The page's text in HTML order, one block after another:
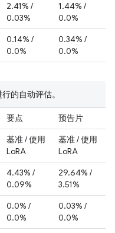
2.41% /
0.03%
1.44% /
0.0%
0.14% /
0.0%
0.34% /
0.0%
要点
预告片
基准 / 使用
LoRA
基准 / 使用
LoRA
4.43% /
0.09%
29.64% /
3.51%
0.0% /
0.0%
0.03% /
0.0%
的自动评估。